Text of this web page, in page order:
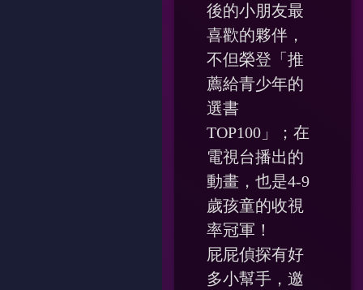
後的小朋友最
喜歡的夥伴，
不但榮登「推
薦給青少年的
選書
TOP100」；在
電視台播出的
動畫，也是4-9
歲孩童的收視
率冠軍！
屁屁偵探有好
多小幫手，邀